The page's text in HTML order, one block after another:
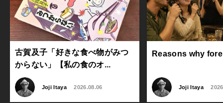
古賀及子「好きな食べ物がみつ
からない」【私の食のオ...
Joji Itaya 2026.08.06
Reasons why
Joji Itaya